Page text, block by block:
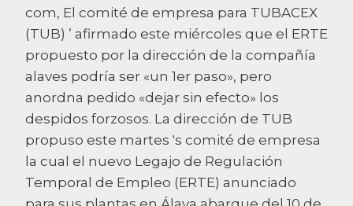
com, El comité de empresa para TUBACEX
(TUB) ’ afirmado este miércoles que el ERTE
propuesto por la dirección de la compañía
alaves podría ser «un 1er paso», pero
anordna pedido «dejar sin efecto» los
despidos forzosos. La dirección de TUB
propuso este martes 's comité de empresa
la cual el nuevo Legajo de Regulación
Temporal de Empleo (ERTE) anunciado